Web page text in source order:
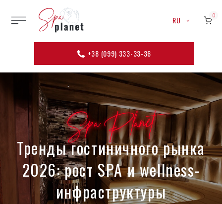
+38 (099) 333-33-36
RU 0
Spa Planet
Тренды гостиничного рынка
2026: рост SPA и wellness-
инфраструктуры